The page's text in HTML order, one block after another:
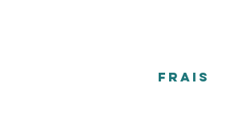
FRAIS